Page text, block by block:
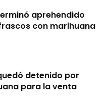
aprehendido
con marihuana
detenido por
para la venta